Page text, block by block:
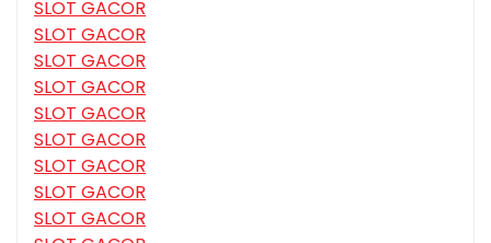
SLOT GACOR
SLOT GACOR
SLOT GACOR
SLOT GACOR
SLOT GACOR
SLOT GACOR
SLOT GACOR
SLOT GACOR
SLOT GACOR